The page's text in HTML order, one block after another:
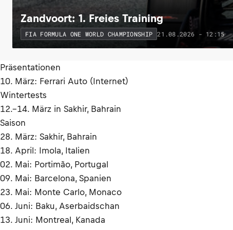
Zandvoort: 1. Freies Training
FIA FORMULA ONE WORLD CHAMPIONSHIP 21.08.2026 - 12:15
Präsentationen
10. März: Ferrari Auto (Internet)
Wintertests
12.–14. März in Sakhir, Bahrain
Saison
28. März: Sakhir, Bahrain
18. April: Imola, Italien
02. Mai: Portimão, Portugal
09. Mai: Barcelona, Spanien
23. Mai: Monte Carlo, Monaco
06. Juni: Baku, Aserbaidschan
13. Juni: Montreal, Kanada